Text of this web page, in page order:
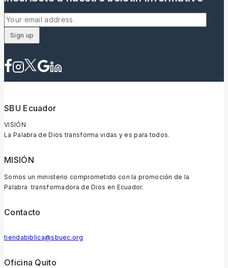
SBU Ecuador
VISIÓN
La Palabra de Dios transforma vidas y es para todos.
MISIÓN
Somos un ministerio comprometido con la promoción de la
Palabra transformadora de Dios en Ecuador.
Contacto
tiendabiblica@sbuec.org
Oficina Quito